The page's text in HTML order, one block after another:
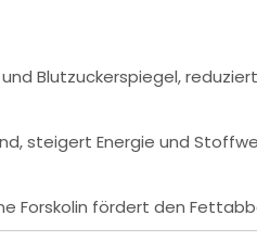
Blutzuckerspiegel,
steigert Energie und
Forskolin fördert den